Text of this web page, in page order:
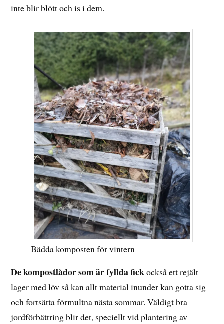
inte blir blött och is i dem.
Bädda komposten för vintern
De kompostlådor som är fyllda fickockså ett rejält
lager med löv så kan allt material inunder kan gotta sig
och fortsätta förmultna nästa sommar. Väldigt bra
jordförbättring blir det, speciellt vid plantering av